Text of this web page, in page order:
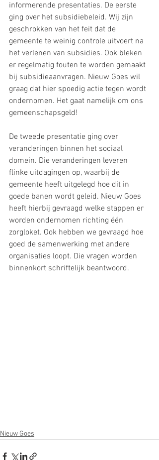
informerende presentaties. De eerste
ging over het subsidiebeleid. Wij zijn
geschrokken van het feit dat de
gemeente te weinig controle uitvoert na
het verlenen van subsidies. Ook bleken
er regelmatig fouten te worden gemaakt
bij subsidieaanvragen. Nieuw Goes wil
graag dat hier spoedig actie tegen wordt
ondernomen. Het gaat namelijk om ons
gemeenschapsgeld!
De tweede presentatie ging over
veranderingen binnen het sociaal
domein. Die veranderingen leveren
flinke uitdagingen op, waarbij de
gemeente heeft uitgelegd hoe dit in
goede banen wordt geleid. Nieuw Goes
heeft hierbij gevraagd welke stappen er
worden ondernomen richting één
zorgloket. Ook hebben we gevraagd hoe
goed de samenwerking met andere
organisaties loopt. Die vragen worden
binnenkort schriftelijk beantwoord.
Nieuw Goes